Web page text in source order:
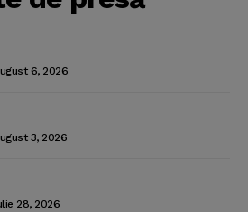
6, 2026
3, 2026
28, 2026